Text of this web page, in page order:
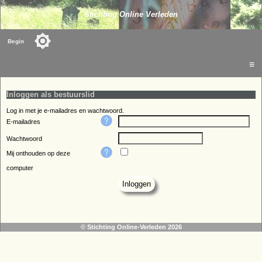
Stichting Online Verleden
Begin
☰
Inloggen als bestuurslid
Log in met je e-mailadres en wachtwoord.
E-mailadres
Wachtwoord
Mij onthouden op deze
computer
© Stichting Online-Verleden 2026